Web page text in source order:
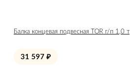
Балка концевая подвесная TOR г/п 1,0 т
31 597 ₽